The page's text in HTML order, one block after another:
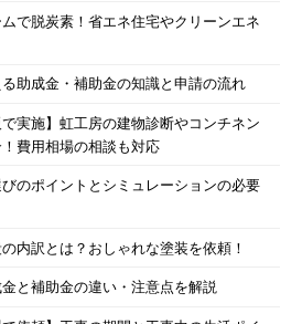
ムで脱炭素！省エネ住宅やクリーンエネ
る助成金・補助金の知識と申請の流れ
で実施】虹工房の建物診断やコンチネン
費用相場の相談も対応
びのポイントとシミュレーションの必要
内訳とは？おしゃれな塗装を依頼！
金と補助金の違い・注意点を解説